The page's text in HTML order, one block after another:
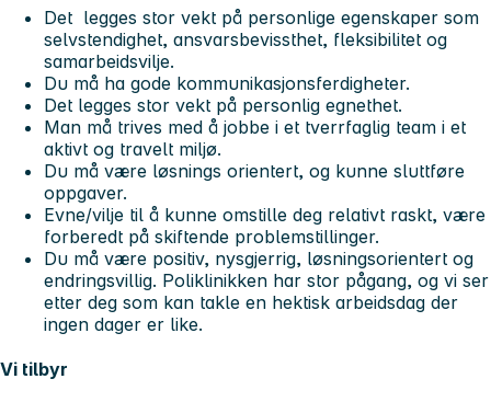
Det legges stor vekt på personlige egenskaper som
selvstendighet, ansvarsbevissthet, fleksibilitet og
samarbeidsvilje.
Du må ha gode kommunikasjonsferdigheter.
Det legges stor vekt på personlig egnethet.
Man må trives med å jobbe i et tverrfaglig team i et
aktivt og travelt miljø.
Du må være løsnings orientert, og kunne sluttføre
oppgaver.
Evne/vilje til å kunne omstille deg relativt raskt, være
forberedt på skiftende problemstillinger.
Du må være positiv, nysgjerrig, løsningsorientert og
endringsvillig. Poliklinikken har stor pågang, og vi ser
etter deg som kan takle en hektisk arbeidsdag der
ingen dager er like.
Vi tilbyr